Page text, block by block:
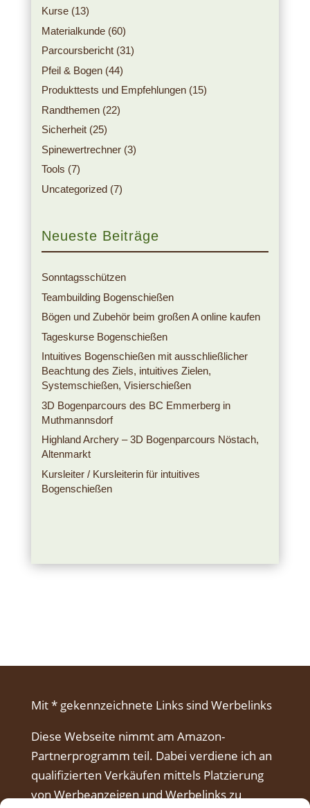
Kurse(13)
Materialkunde(60)
Parcoursbericht(31)
Pfeil & Bogen(44)
Produkttests und Empfehlungen(15)
Randthemen(22)
Sicherheit(25)
Spinewertrechner(3)
Tools (7)
Uncategorized(7)
Neueste Beiträge
Sonntagsschützen
Teambuilding Bogenschießen
Bögen und Zubehör beim großen A online kaufen
Tageskurse Bogenschießen
Intuitives Bogenschießen mit ausschließlicher
Beachtung des Ziels, intuitives Zielen,
Systemschießen, Visierschießen
3D Bogenparcours des BC Emmerberg in
Muthmannsdorf
Highland Archery – 3D Bogenparcours Nöstach,
Altenmarkt
Kursleiter / Kursleiterin für intuitives
Bogenschießen
Mit * gekennzeichnete Links sind Werbelinks
Diese Webseite nimmt am Amazon-
Partnerprogramm teil. Dabei verdiene ich an
qualifizierten Verkäufen mittels Platzierung
von Werbeanzeigen und Werbelinks zu